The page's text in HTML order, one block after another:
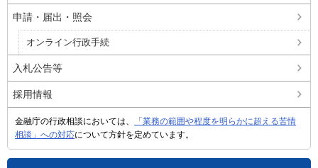
申請・届出・照会
オンライン行政手続
入札公告等
採用情報
金融庁の行政相談においては、
「業務の範囲や程度を明らかに超える苦情
相談」への対応について方針を定めています。